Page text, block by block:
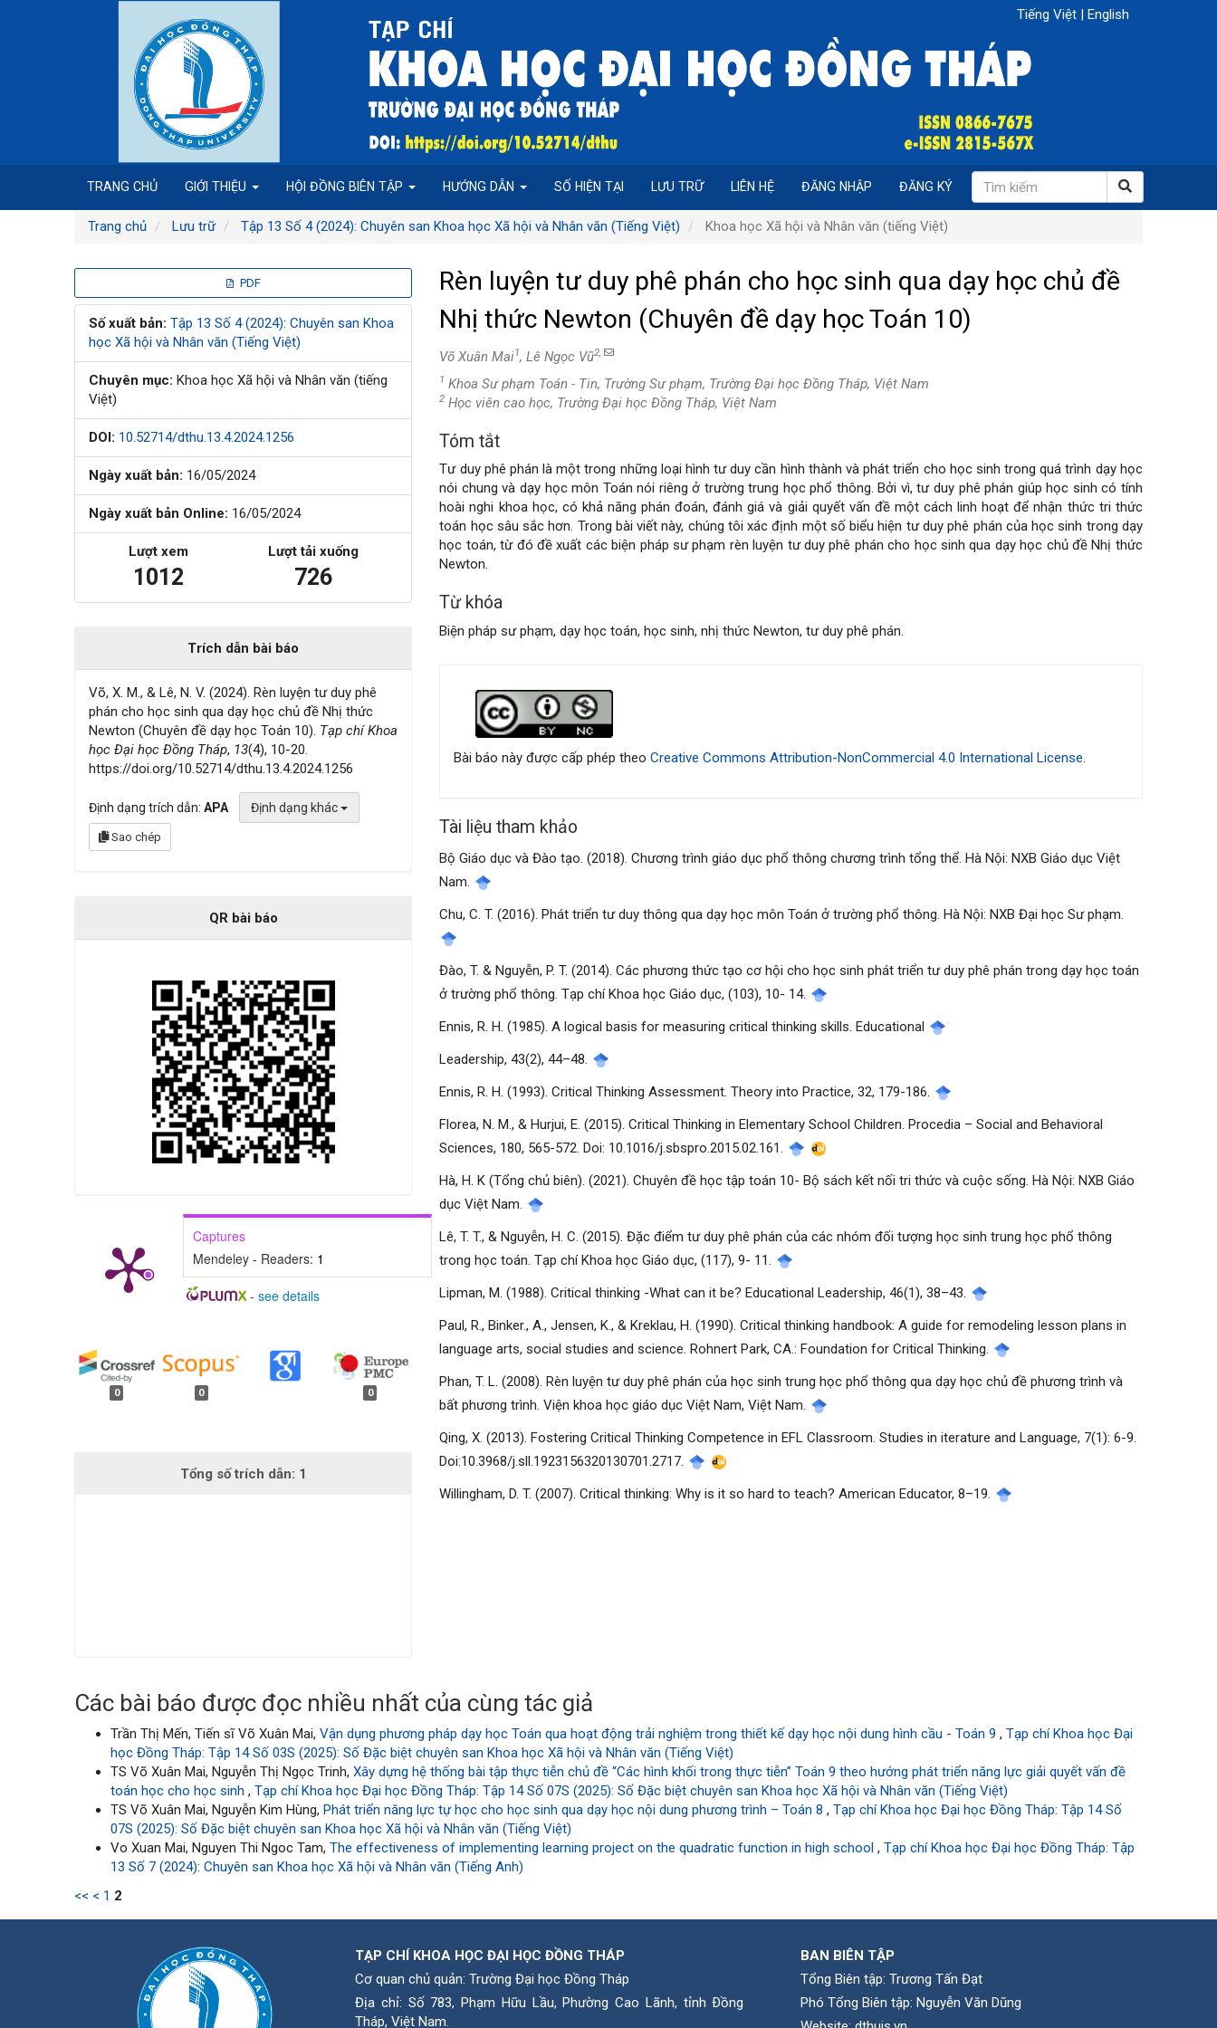
Tiếng Việt | English
TRANG CHỦ GIỚI THIỆU HỘI ĐỒNG BIÊN TẬP HƯỚNG DẪN SỐ HIỆN TẠI LƯU TRỮ LIÊN HỆ ĐĂNG NHẬP ĐĂNG KÝ
Trang chủ Lưu trữ Tập 13 Số 4 (2024): Chuyên san Khoa học Xã hội và Nhân văn (Tiếng Việt) Khoa học Xã hội và Nhân văn (tiếng Việt)
Thanh
bên
bài
viết
PDF
Số xuất bản: Tập 13 Số 4 (2024): Chuyên san Khoa
học Xã hội và Nhân văn (Tiếng Việt)
Chuyên mục: Khoa học Xã hội và Nhân văn (tiếng
Việt)
DOI: 10.52714/dthu.13.4.2024.1256
Ngày xuất bản: 16/05/2024
Ngày xuất bản Online: 16/05/2024
Lượt xem
1012
Lượt tải xuống
726
Trích dẫn bài báo
Võ, X. M., & Lê, N. V. (2024). Rèn luyện tư duy phê
phán cho học sinh qua dạy học chủ đề Nhị thức
Newton (Chuyên đề dạy học Toán 10). Tạp chí Khoa
học Đại học Đồng Tháp, 13(4), 10-20.
https://doi.org/10.52714/dthu.13.4.2024.1256
Định dạng trích dẫn:APA Định dạng khác
Sao chép
QR bài báo
Captures
Mendeley - Readers: 1
- see details
##plugins.generic.badges.manager.settings.showBlockTitle##
0 0 0
Rèn luyện tư duy phê phán cho học sinh qua dạy học chủ đề
Nhị thức Newton (Chuyên đề dạy học Toán 10)
Võ Xuân Mai1, Lê Ngọc Vũ2,
1 Khoa Sư phạm Toán - Tin, Trường Sư phạm, Trường Đại học Đồng Tháp, Việt Nam
2 Học viên cao học, Trường Đại học Đồng Tháp, Việt Nam
Nội
dung
chính
của
bài
viết
Tóm tắt
Tư duy phê phán là một trong những loại hình tư duy cần hình thành và phát triển cho học sinh trong quá trình dạy học
nói chung và dạy học môn Toán nói riêng ở trường trung học phổ thông. Bởi vì, tư duy phê phán giúp học sinh có tính
hoài nghi khoa học, có khả năng phán đoán, đánh giá và giải quyết vấn đề một cách linh hoạt để nhận thức tri thức
toán học sâu sắc hơn. Trong bài viết này, chúng tôi xác định một số biểu hiện tư duy phê phán của học sinh trong dạy
học toán, từ đó đề xuất các biện pháp sư phạm rèn luyện tư duy phê phán cho học sinh qua dạy học chủ đề Nhị thức
Newton.
Từ khóa
Biện pháp sư phạm, dạy học toán, học sinh, nhị thức Newton, tư duy phê phán.
bài
Bài báo này được cấp phép theoCreative Commons Attribution-NonCommercial 4.0 International License.
Tài liệu tham khảo
Bộ Giáo dục và Đào tạo. (2018). Chương trình giáo dục phổ thông chương trình tổng thể. Hà Nội: NXB Giáo dục Việt
Nam.
Chu, C. T. (2016). Phát triển tư duy thông qua dạy học môn Toán ở trường phổ thông. Hà Nội: NXB Đại học Sư phạm.
Đào, T. & Nguyễn, P. T. (2014). Các phương thức tạo cơ hội cho học sinh phát triển tư duy phê phán trong dạy học toán
ở trường phổ thông. Tạp chí Khoa học Giáo dục, (103), 10- 14.
Ennis, R. H. (1985). A logical basis for measuring critical thinking skills. Educational
Leadership, 43(2), 44–48.
Ennis, R. H. (1993). Critical Thinking Assessment. Theory into Practice, 32, 179-186.
Florea, N. M., & Hurjui, E. (2015). Critical Thinking in Elementary School Children. Procedia – Social and Behavioral
Sciences, 180, 565-572. Doi: 10.1016/j.sbspro.2015.02.161.
Hà, H. K (Tổng chủ biên). (2021). Chuyên đề học tập toán 10- Bộ sách kết nối tri thức và cuộc sống. Hà Nội: NXB Giáo
dục Việt Nam.
Lê, T. T., & Nguyễn, H. C. (2015). Đặc điểm tư duy phê phán của các nhóm đối tượng học sinh trung học phổ thông
trong học toán. Tạp chí Khoa học Giáo dục, (117), 9- 11.
Lipman, M. (1988). Critical thinking -What can it be? Educational Leadership, 46(1), 38–43.
Paul, R., Binker., A., Jensen, K., & Kreklau, H. (1990). Critical thinking handbook: A guide for remodeling lesson plans in
language arts, social studies and science. Rohnert Park, CA.: Foundation for Critical Thinking.
Phan, T. L. (2008). Rèn luyện tư duy phê phán của học sinh trung học phổ thông qua dạy học chủ đề phương trình và
bất phương trình. Viện khoa học giáo dục Việt Nam, Việt Nam.
Qing, X. (2013). Fostering Critical Thinking Competence in EFL Classroom. Studies in iterature and Language, 7(1): 6-9.
Doi:10.3968/j.sll.1923156320130701.2717.
Willingham, D. T. (2007). Critical thinking: Why is it so hard to teach? American Educator, 8–19.
Các bài báo được đọc nhiều nhất của cùng tác giả
Trần Thị Mến, Tiến sĩ Võ Xuân Mai,Vận dụng phương pháp dạy học Toán qua hoạt động trải nghiệm trong thiết kế dạy học nội dung hình cầu - Toán 9,Tạp chí Khoa học Đại
học Đồng Tháp: Tập 14 Số 03S (2025): Số Đặc biệt chuyên san Khoa học Xã hội và Nhân văn (Tiếng Việt)
TS Võ Xuân Mai, Nguyễn Thị Ngọc Trinh,Xây dựng hệ thống bài tập thực tiễn chủ đề “Các hình khối trong thực tiễn” Toán 9 theo hướng phát triển năng lực giải quyết vấn đề
toán học cho học sinh,Tạp chí Khoa học Đại học Đồng Tháp: Tập 14 Số 07S (2025): Số Đặc biệt chuyên san Khoa học Xã hội và Nhân văn (Tiếng Việt)
TS Võ Xuân Mai, Nguyễn Kim Hùng,Phát triển năng lực tự học cho học sinh qua dạy học nội dung phương trình – Toán 8,Tạp chí Khoa học Đại học Đồng Tháp: Tập 14 Số
07S (2025): Số Đặc biệt chuyên san Khoa học Xã hội và Nhân văn (Tiếng Việt)
Vo Xuan Mai, Nguyen Thi Ngoc Tam,The effectiveness of implementing learning project on the quadratic function in high school,Tạp chí Khoa học Đại học Đồng Tháp: Tập
13 Số 7 (2024): Chuyên san Khoa học Xã hội và Nhân văn (Tiếng Anh)
<< < 1 2
TẠP CHÍ KHOA HỌC ĐẠI HỌC ĐỒNG THÁP
Cơ quan chủ quản: Trường Đại học Đồng Tháp
Địa chỉ: Số 783, Phạm Hữu Lầu, Phường Cao Lãnh, tỉnh Ðồng
Tháp, Việt Nam.
BAN BIÊN TẬP
Tổng Biên tập: Trương Tấn Đạt
Phó Tổng Biên tập: Nguyễn Văn Dũng